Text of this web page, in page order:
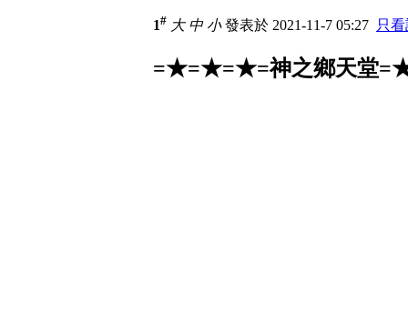
1# 大 中 小發表於 2021-11-7 05:27 只
=★=★=★=神之鄉天堂